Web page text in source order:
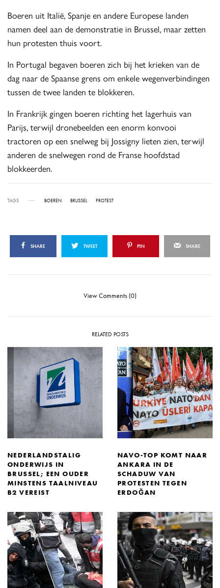
Boeren uit Italië, Spanje en andere Europese landen
namen deel aan de demonstratie in Brussel, maar zetten
hun protesten thuis voort.
In Portugal begaven boeren zich bij het krieken van de
dag naar de Spaanse grens om enkele wegenverbindingen
tussen de twee landen te blokkeren.
In Frankrijk gingen boeren richting het lagerhuis van
Parijs, terwijl dronebeelden een enorm konvooi
tractoren op een snelweg bij Jossigny lieten zien, terwijl
anderen de snelwegen rond de Franse hoofdstad
blokkeerden.
TAGS BOEREN BRUSSEL PROTEST
SHARE TWEET PIN SHARE
View Comments (0)
RELATED POSTS
NEDERLANDSTALIG
ONDERWIJS IN
BRUSSEL; EEN OUDER
MINSTENS TAALNIVEAU
B2 VEREIST
NAVO-TOP KOMT NAAR
ANKARA IN DE
SCHADUW VAN
PROTESTEN TEGEN
ERDOĞAN